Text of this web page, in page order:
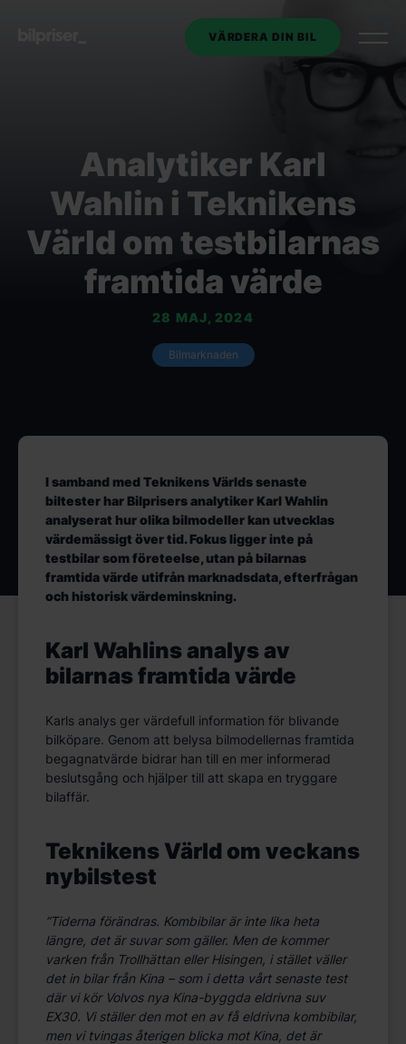
VÄRDERA DIN BIL
Företagstjänster
+
Bilmarknaden
Kontakt
Analytiker Karl
Wahlin i Teknikens
Värld om testbilarnas
framtida värde
28 MAJ, 2024
Bilmarknaden
I samband med Teknikens Världs senaste
biltester har Bilprisers analytiker Karl Wahlin
analyserat hur olika bilmodeller kan utvecklas
värdemässigt över tid. Fokus ligger inte på
testbilar som företeelse, utan på bilarnas
framtida värde utifrån marknadsdata, efterfrågan
och historisk värdeminskning.
Karl Wahlins analys av
bilarnas framtida värde
Karls analys ger värdefull information för blivande
bilköpare. Genom att belysa bilmodellernas framtida
begagnatvärde bidrar han till en mer informerad
beslutsgång och hjälper till att skapa en tryggare
bilaffär.
Teknikens Värld om veckans
nybilstest
”Tiderna förändras. Kombibilar är inte lika heta
längre, det är suvar som gäller. Men de kommer
varken från Trollhättan eller Hisingen, i stället väller
det in bilar från Kina – som i detta vårt senaste test
där vi kör Volvos nya Kina-byggda eldrivna suv
EX30. Vi ställer den mot en av få eldrivna kombibilar,
men vi tvingas återigen blicka mot Kina, det är